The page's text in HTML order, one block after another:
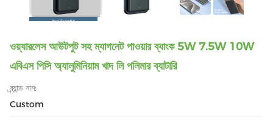
ওয়্যারলেস আউটপুট সহ ম্যাগনেট পাওয়ার ব্যাংক 5W 7.5W 10W
এবিএস পিসি অ্যালুমিনিয়াম খাদ লি পলিমার ব্যাটারি
ব্র্যান্ড নাম:
Custom